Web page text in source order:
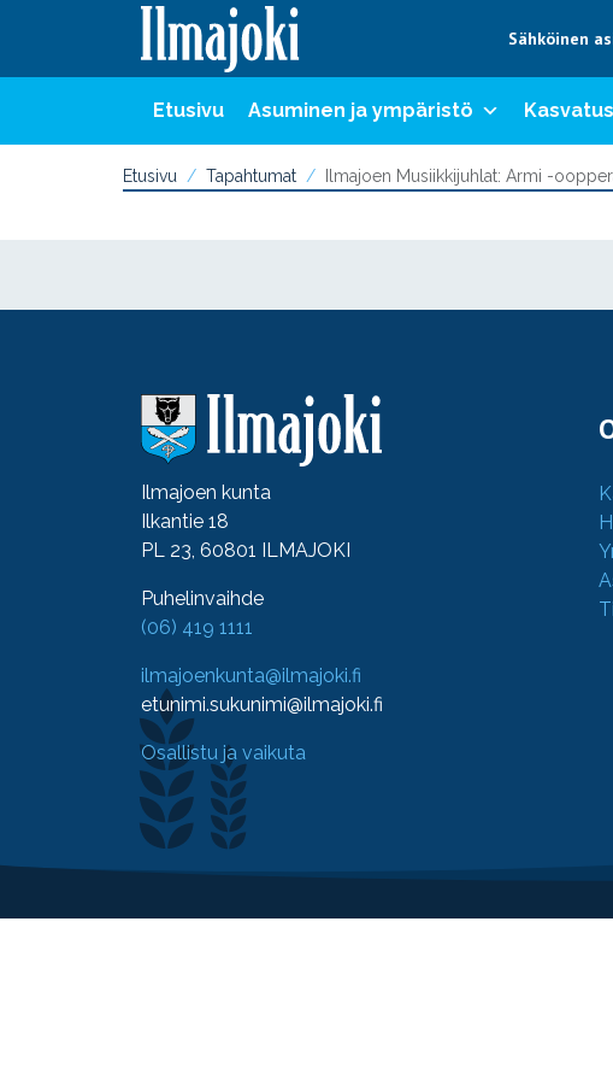
Sähköinen
Etusivu Asuminen ja ympäristö
Etusivu Tapahtumat Ilmajoen Musiikkijuhlat: Armi -
Ilmajoen kunta
Ilkantie 18
PL 23, 60801 ILMAJOKI
Puhelinvaihde
(06) 419 1111
ilmajoenkunta@ilmajoki.fi
etunimi.sukunimi@ilmajoki.fi
Osallistu ja vaikuta